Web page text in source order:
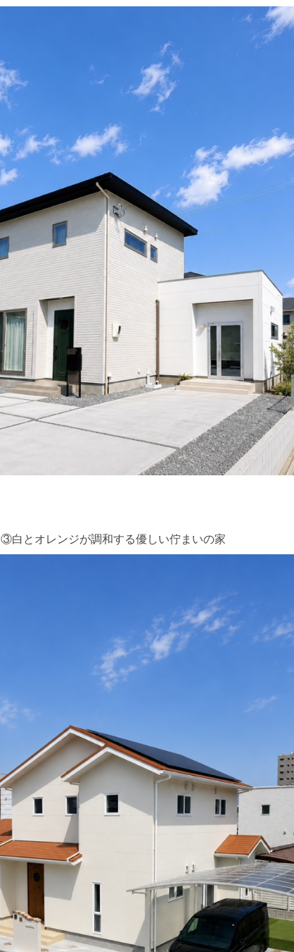
③白とオレンジが調和する優しい佇まいの家